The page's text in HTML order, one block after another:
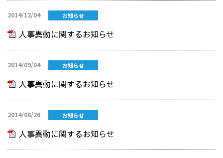
2014/12/04 お知らせ
人事異動に関するお知らせ
2014/09/04 お知らせ
人事異動に関するお知らせ
2014/08/26 お知らせ
人事異動に関するお知らせ